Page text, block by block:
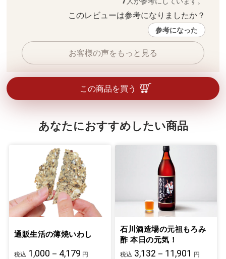
このレビューは参考になりましたか？
参考になった
お客様の声をもっと見る
この商品を買う
あなたにおすすめしたい商品
通販生活の薄焼いわし
税込 1,000－4,179 円
石川酒造場の元祖もろみ
酢 本日の元気！
税込 3,132－11,901 円